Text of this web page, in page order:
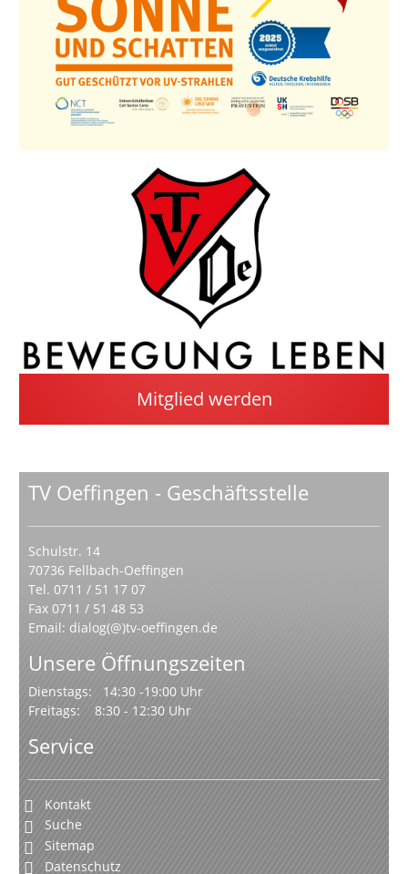
Mitglied werden
TV Oeffingen - Geschäftsstelle
Schulstr. 14
70736 Fellbach-Oeffingen
Tel. 0711 / 51 17 07
Fax 0711 / 51 48 53
Email: dialog(@)tv-oeffingen.de
Unsere Öffnungszeiten
Dienstags: 14:30 -19:00 Uhr
Freitags: 8:30 - 12:30 Uhr
Service
Kontakt
Suche
Sitemap
Datenschutz